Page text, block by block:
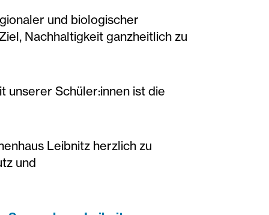
und biologischer
Nachhaltigkeit ganzheitlich zu
unserer Schüler:innen ist die
Leibnitz herzlich zu
und